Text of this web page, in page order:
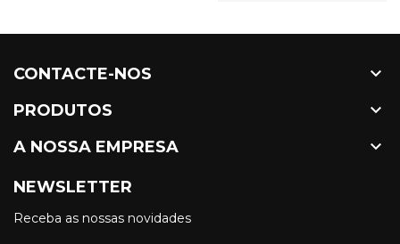
CONTACTE-NOS 
PRODUTOS 
A NOSSA EMPRESA 
NEWSLETTER
Receba as nossas novidades